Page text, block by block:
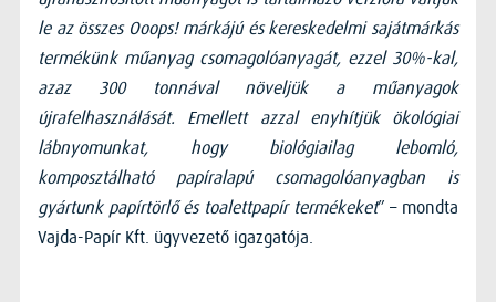
le az összes Ooops! márkájú és kereskedelmi sajátmárkás
termékünk műanyag csomagolóanyagát, ezzel 30%-kal,
azaz 300 tonnával növeljük a műanyagok
újrafelhasználását. Emellett azzal enyhítjük ökológiai
lábnyomunkat, hogy biológiailag lebomló,
komposztálható papíralapú csomagolóanyagban is
gyártunk papírtörlő és toalettpapír termékeket” – mondta
Vajda-Papír Kft. ügyvezető igazgatója.